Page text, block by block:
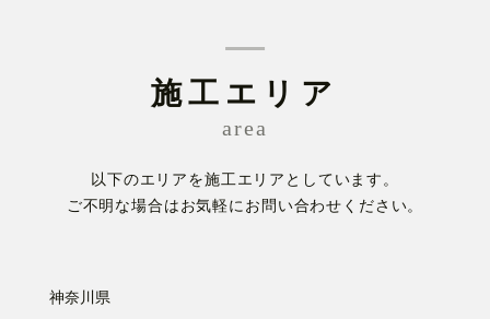
施工エリア
area
以下のエリアを施工エリアとしています。
ご不明な場合はお気軽にお問い合わせください。
神奈川県